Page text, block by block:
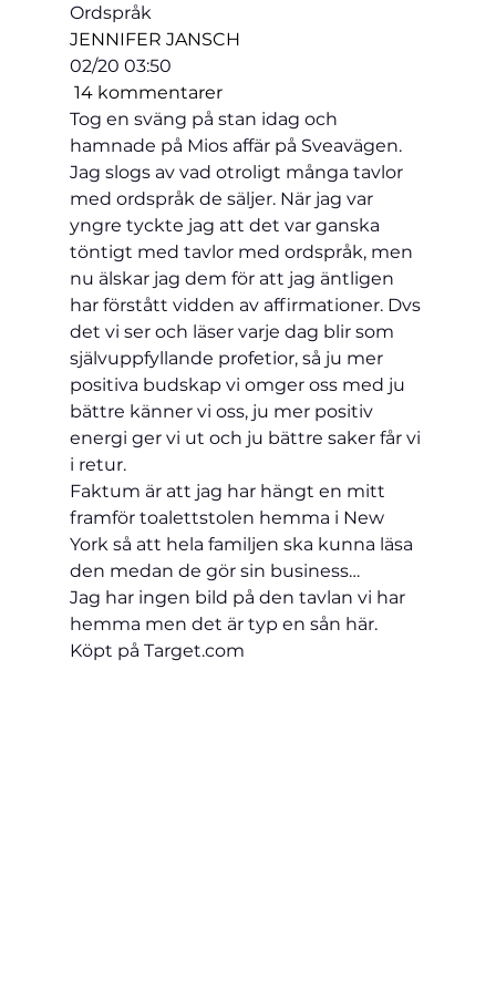
Ordspråk
JENNIFER JANSCH
02/20 03:50
14 kommentarer
Tog en sväng på stan idag och
hamnade på Mios affär på Sveavägen.
Jag slogs av vad otroligt många tavlor
med ordspråk de säljer. När jag var
yngre tyckte jag att det var ganska
töntigt med tavlor med ordspråk, men
nu älskar jag dem för att jag äntligen
har förstått vidden av affirmationer. Dvs
det vi ser och läser varje dag blir som
självuppfyllande profetior, så ju mer
positiva budskap vi omger oss med ju
bättre känner vi oss, ju mer positiv
energi ger vi ut och ju bättre saker får vi
i retur.
Faktum är att jag har hängt en mitt
framför toalettstolen hemma i New
York så att hela familjen ska kunna läsa
den medan de gör sin business…
Jag har ingen bild på den tavlan vi har
hemma men det är typ en sån här.
Köpt på Target.com